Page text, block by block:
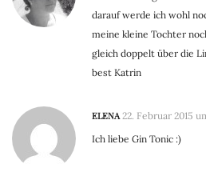
darauf werde ich wohl
meine kleine Tochter
gleich doppelt über die
best Katrin
ELENA 22. Februar 2015
Ich liebe Gin Tonic :)